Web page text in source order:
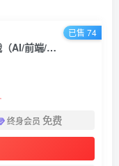
程序员的AI必修课，AIGC全栈项目实战（AI/前端/后端/测试/运维)
终身会员 免费
已售 74